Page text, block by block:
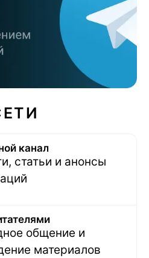
канал
статьи и анонсы
общение и
материалов